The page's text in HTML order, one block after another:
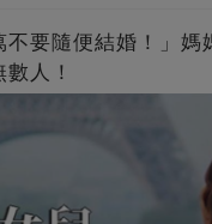
不要隨便結婚！」媽
人！